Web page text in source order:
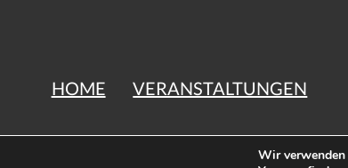
HOME VERANSTALTUNGEN
Wir